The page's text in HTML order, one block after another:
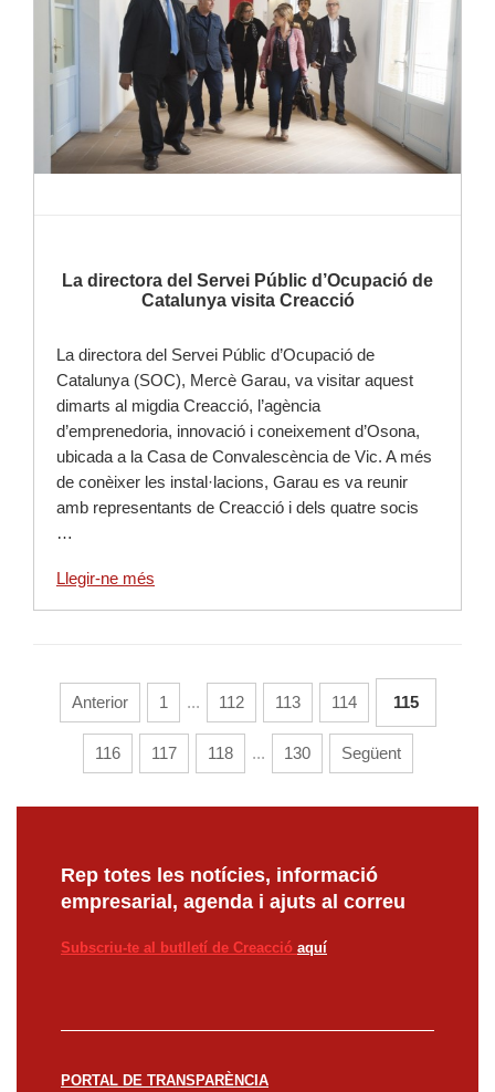
La directora del Servei Públic d’Ocupació de
Catalunya visita Creacció
La directora del Servei Públic d’Ocupació de
Catalunya (SOC), Mercè Garau, va visitar aquest
dimarts al migdia Creacció, l’agència
d’emprenedoria, innovació i coneixement d’Osona,
ubicada a la Casa de Convalescència de Vic. A més
de conèixer les instal·lacions, Garau es va reunir
amb representants de Creacció i dels quatre socis
…
Llegir-ne més
Anterior 1 ... 112 113 114 115
116 117 118 ... 130 Següent
Rep totes les notícies, informació
empresarial, agenda i ajuts al correu
Subscriu-te al butlletí de Creacció aquí
PORTAL DE TRANSPARÈNCIA